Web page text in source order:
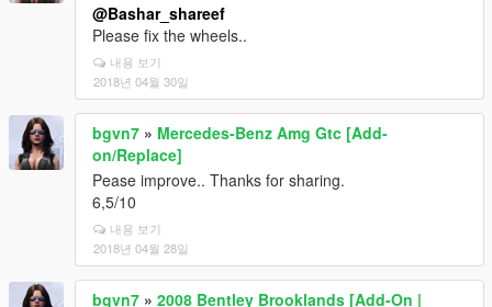
@Bashar_shareef
Please fix the wheels..
내용 보기
2018년 04월 30일
bgvn7 » Mercedes-Benz Amg Gtc [Add-
on/Replace]
Pease improve.. Thanks for sharing.
6,5/10
내용 보기
2018년 04월 28일
bgvn7 » 2008 Bentley Brooklands [Add-On |